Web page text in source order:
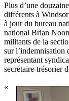
Plus d’une
différents à
à jour du bureau
national Brian
militants de la
sur l’indemnisation
représentant
secrétaire-trésorier
«